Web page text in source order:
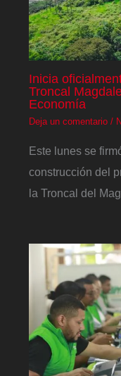
Inicia
Troncal
Economía
Deja un comentario /
Este lunes se
construcción del
la Troncal del